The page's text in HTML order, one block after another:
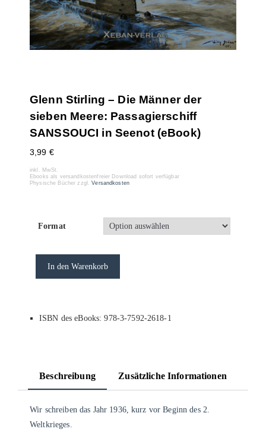
Glenn Stirling – Die Männer der
sieben Meere: Passagierschiff
SANSSOUCI in Seenot (eBook)
3,99 €
inkl. MwSt.
Ebooks als versandkostenfreier Download sofort verfügbar
Physische Bücher zzgl.Versandkosten
Format
In den Warenkorb
ISBN des eBooks: 978-3-7592-2618-1
Beschreibung Zusätzliche Informationen
Wir schreiben das Jahr 1936, kurz vor Beginn des 2.
Weltkrieges.